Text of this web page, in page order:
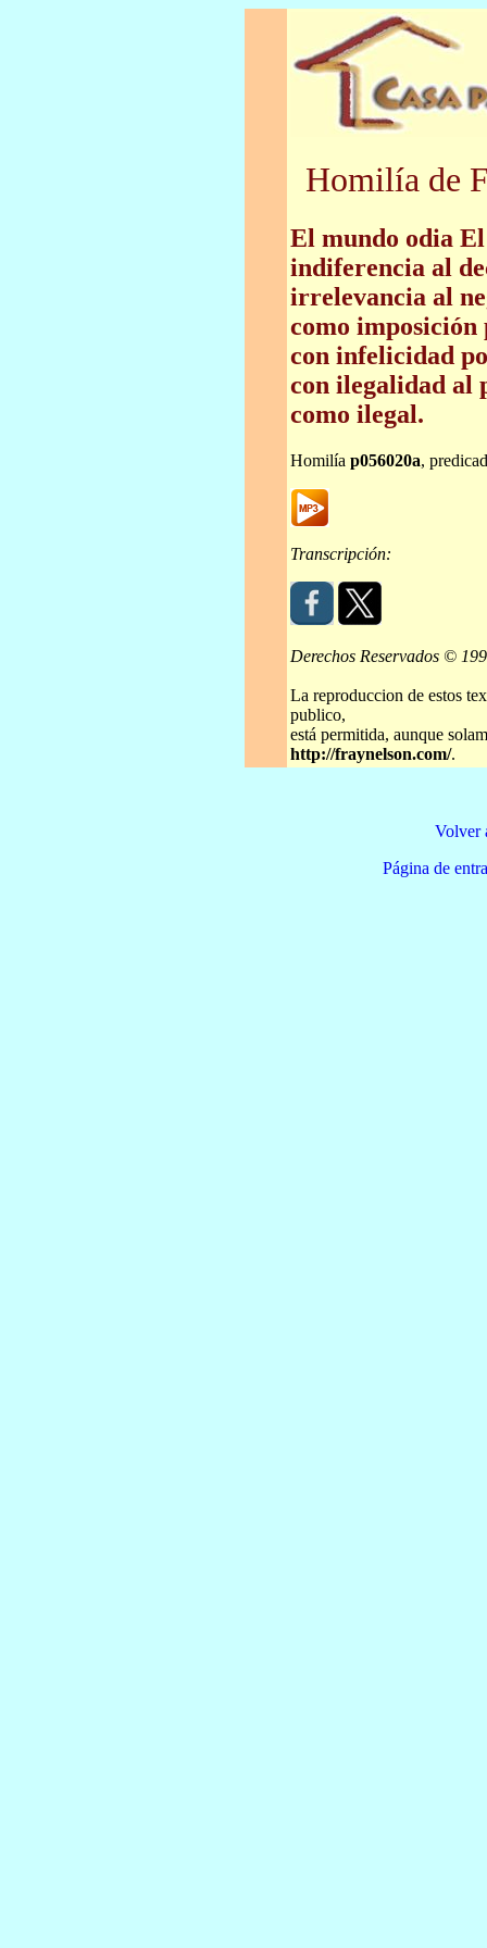
Homilía de
El mundo odia
indiferencia al
irrelevancia al
como
con infelicidad
con ilegalidad al
como ilegal.
Homilía p056020a,
Transcripción:
Derechos Reservados ©
La reproduccion de estos
publico,
está permitida, aunque
http://fraynelson.com/.
Volver
Página de